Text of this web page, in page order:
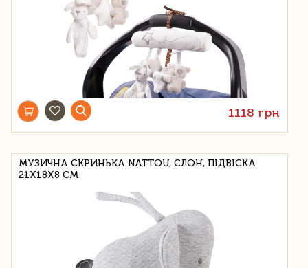
1118 грн
МУЗИЧНА СКРИНЬКА NATTOU, СЛОН, ПІДВІСКА
21X18X8 СМ